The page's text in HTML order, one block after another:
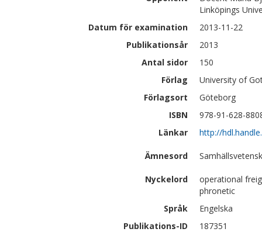
Linköpings
Datum för examination
2013-11-22
Publikationsår
2013
Antal sidor
150
Förlag
University of
Förlagsort
Göteborg
ISBN
978-91-628-
Länkar
http://
Ämnesord
Nyckelord
operational
phronetic
Språk
Engelska
Publikations-ID
187351